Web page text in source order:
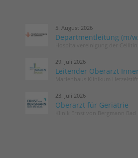
5. August 2026
Departmentleitung (m/
29. Juli 2026
Leitender Oberarzt
23. Juli 2026
Oberarzt für Geriatrie